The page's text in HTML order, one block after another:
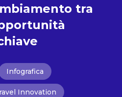
tra
Infografica
Innovation